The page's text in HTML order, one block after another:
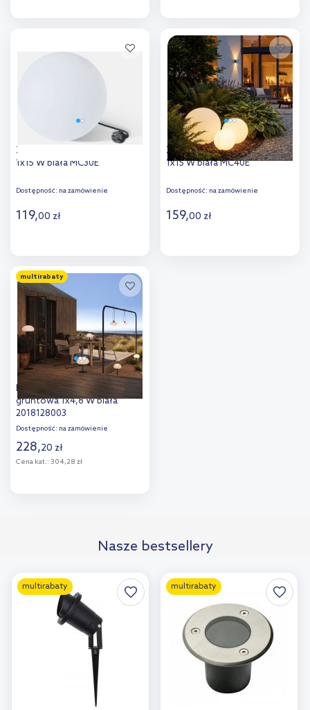
porównania
Dodaj do
porównania
Zuma Line Ball świecąca kula
1x15 W biała MC30E
Dostępność: na zamówienie
119,00 zł
Dodaj do
porównania
Zuma Line Ball świecąca kula
1x15 W biała MC40E
Dostępność: na zamówienie
159,00 zł
multirabaty
Nordlux Sponge lampa
gruntowa 1x4,8 W biała
2018128003
Dostępność: na zamówienie
228,20 zł
Cena kat.: 304,28 zł
porównaniaNasze bestsellery
multirabaty multirabaty